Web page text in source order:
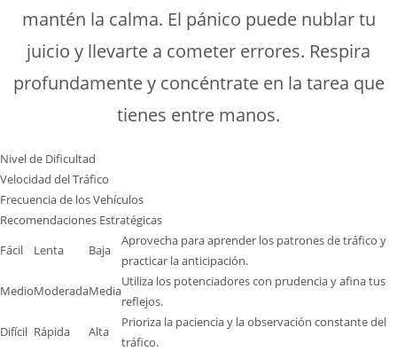
mantén la calma. El pánico puede nublar tu
juicio y llevarte a cometer errores. Respira
profundamente y concéntrate en la tarea que
tienes entre manos.
Nivel de Dificultad
Velocidad del Tráfico
Frecuencia de los Vehículos
Recomendaciones Estratégicas
Fácil
Lenta Baja
Aprovecha para aprender los patrones de tráfico y
practicar la anticipación.
MedioModeradaMedia
Utiliza los potenciadores con prudencia y afina tus
reflejos.
Difícil Rápida Alta
Prioriza la paciencia y la observación constante del
tráfico.